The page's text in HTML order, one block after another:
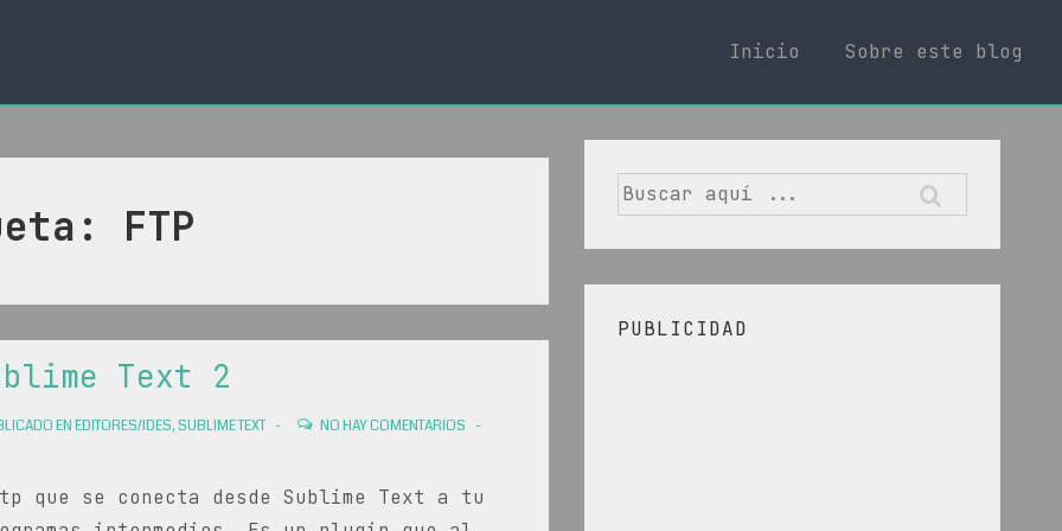
Inicio Sobre este blog
FTP
Text 2
ENEDITORES/IDES,SUBLIME TEXT
NO HAY COMENTARIOS
que se conecta desde Sublime Text a tu
Buscar
por:
PUBLICIDAD